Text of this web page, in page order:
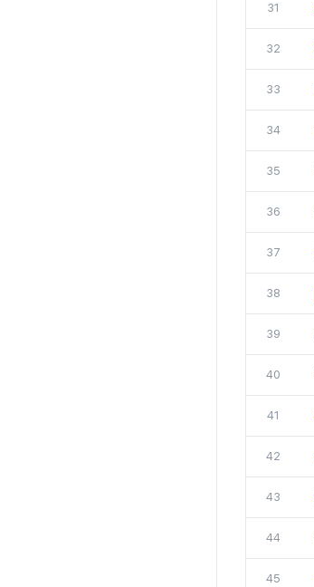
31
32
33
34
35
36
37
38
39
40
41
42
43
44
45